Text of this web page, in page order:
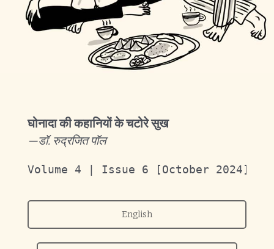
घोनादा की कहानियों के चटोरे सुख
—डॉ. रुद्रजित पॉल
Volume 4 | Issue 6 [October 2024]
English